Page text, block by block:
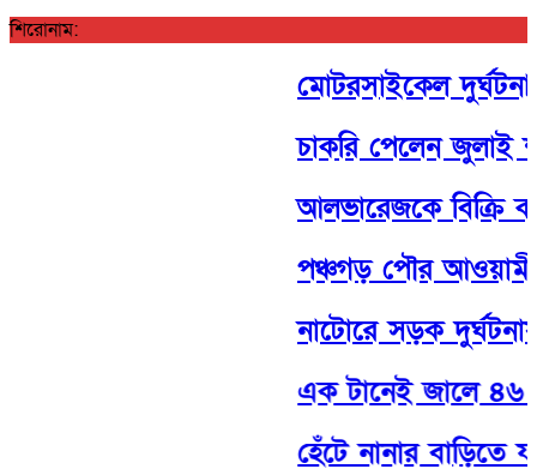
শিরোনাম:
মোটরসাইকেল
চাকরি পেলেন জুলাই
আলভারেজকে বিক্রি
পঞ্চগড় পৌর আওয়ামী
নাটোরে সড়ক
এক টানেই জালে ৪৬
হেঁটে নানার বাড়িতে